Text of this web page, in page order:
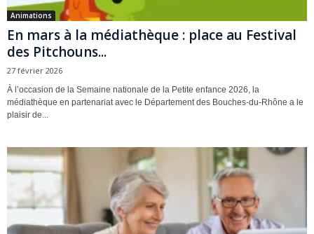
Animations
En mars à la médiathèque : place au Festival
des Pitchouns...
27 février 2026
À l’occasion de la Semaine nationale de la Petite enfance 2026, la
médiathèque en partenariat avec le Département des Bouches-du-Rhône a le
plaisir de...